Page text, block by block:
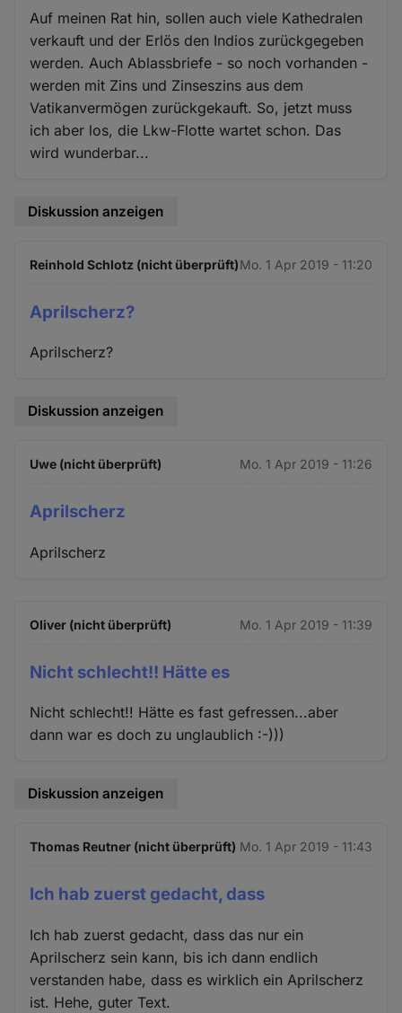
Auf meinen Rat hin, sollen auch viele Kathedralen
verkauft und der Erlös den Indios zurückgegeben
werden. Auch Ablassbriefe - so noch vorhanden -
werden mit Zins und Zinseszins aus dem
Vatikanvermögen zurückgekauft. So, jetzt muss
ich aber los, die Lkw-Flotte wartet schon. Das
wird wunderbar...
Diskussion anzeigen
Reinhold Schlotz (nicht überprüft)Mo. 1 Apr 2019 - 11:20
Aprilscherz?
Aprilscherz?
Diskussion anzeigen
Uwe (nicht überprüft) Mo. 1 Apr 2019 - 11:26
Aprilscherz
Aprilscherz
Oliver (nicht überprüft) Mo. 1 Apr 2019 - 11:39
Nicht schlecht!! Hätte es
Nicht schlecht!! Hätte es fast gefressen...aber
dann war es doch zu unglaublich :-)))
Diskussion anzeigen
Thomas Reutner (nicht überprüft) Mo. 1 Apr 2019 - 11:43
Ich hab zuerst gedacht, dass
Ich hab zuerst gedacht, dass das nur ein
Aprilscherz sein kann, bis ich dann endlich
verstanden habe, dass es wirklich ein Aprilscherz
ist. Hehe, guter Text.